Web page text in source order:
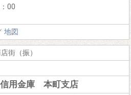
00
地図
街（振）
用金庫 本町支店